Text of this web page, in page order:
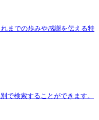
までの歩みや感謝を伝える特
で検索することができます。